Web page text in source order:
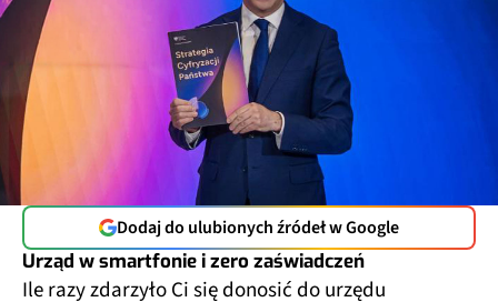
Dodaj do ulubionych źródeł w Google
Urząd w smartfonie i zero zaświadczeń
Ile razy zdarzyło Ci się donosić do urzędu